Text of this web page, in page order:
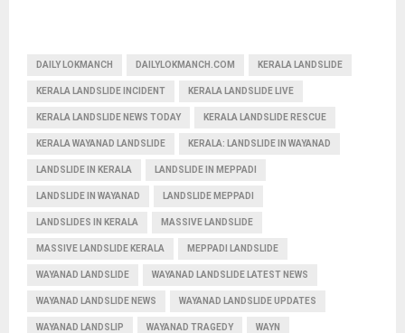
DAILY LOKMANCH DAILYLOKMANCH.COM KERALA LANDSLIDE
KERALA LANDSLIDE INCIDENT KERALA LANDSLIDE LIVE
KERALA LANDSLIDE NEWS TODAY KERALA LANDSLIDE RESCUE
KERALA WAYANAD LANDSLIDE KERALA: LANDSLIDE IN WAYANAD
LANDSLIDE IN KERALA LANDSLIDE IN MEPPADI
LANDSLIDE IN WAYANAD LANDSLIDE MEPPADI
LANDSLIDES IN KERALA MASSIVE LANDSLIDE
MASSIVE LANDSLIDE KERALA MEPPADI LANDSLIDE
WAYANAD LANDSLIDE WAYANAD LANDSLIDE LATEST NEWS
WAYANAD LANDSLIDE NEWS WAYANAD LANDSLIDE UPDATES
WAYANAD LANDSLIP WAYANAD TRAGEDY WAYN